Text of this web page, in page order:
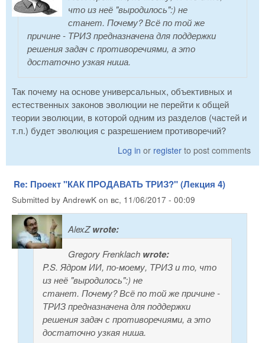
что из неё "выродилось":) не
станет. Почему? Всё по той же
причине - ТРИЗ предназначена для поддержки
решения задач с противоречиями, а это
достаточно узкая ниша.
Так почему на основе универсальных, объективных и
естественных законов эволюции не перейти к общей
теории эволюции, в которой одним из разделов (частей и
т.п.) будет эволюция с разрешением противоречий?
Log in or register to post comments
Re: Проект "КАК ПРОДАВАТЬ ТРИЗ?" (Лекция 4)
Submitted by AndrewK on вс, 11/06/2017 - 00:09
AlexZwrote:
Gregory Frenklach wrote:
P.S. Ядром ИИ, по-моему, ТРИЗ и то, что
из неё "выродилось":) не
станет. Почему? Всё по той же причине -
ТРИЗ предназначена для поддержки
решения задач с противоречиями, а это
достаточно узкая ниша.